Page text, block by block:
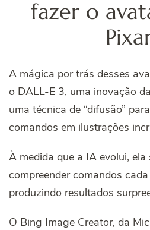
fazer o
A mágica por trás desses
o DALL-E 3, uma inovação
uma técnica de “difusão”
comandos em ilustrações
À medida que a IA evolui,
compreender comandos
produzindo resultados
O Bing Image Creator, da